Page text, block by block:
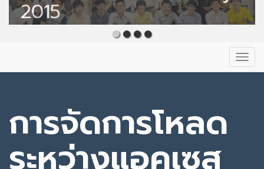
2015
การจัดการโหลด
ระหว่างแอคเซส